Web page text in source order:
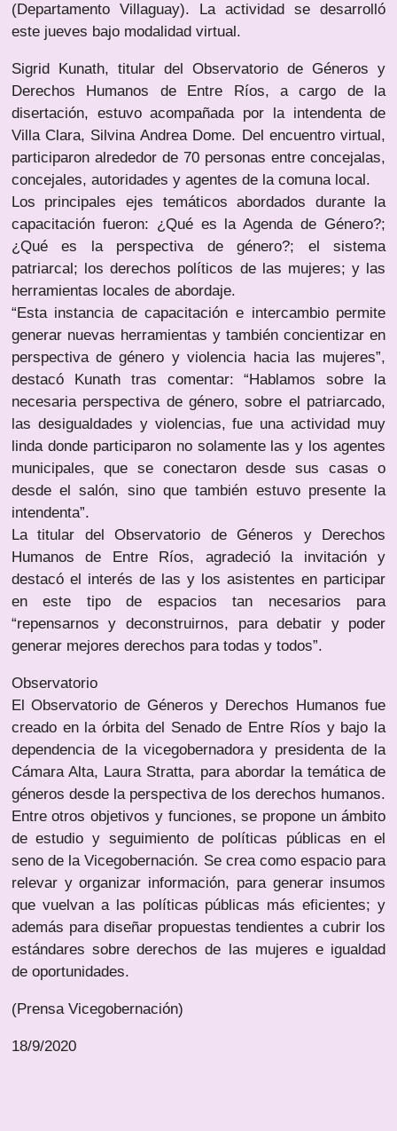
(Departamento Villaguay). La actividad se desarrolló
este jueves bajo modalidad virtual.
Sigrid Kunath, titular del Observatorio de Géneros y
Derechos Humanos de Entre Ríos, a cargo de la
disertación, estuvo acompañada por la intendenta de
Villa Clara, Silvina Andrea Dome. Del encuentro virtual,
participaron alrededor de 70 personas entre concejalas,
concejales, autoridades y agentes de la comuna local.
Los principales ejes temáticos abordados durante la
capacitación fueron: ¿Qué es la Agenda de Género?;
¿Qué es la perspectiva de género?; el sistema
patriarcal; los derechos políticos de las mujeres; y las
herramientas locales de abordaje.
“Esta instancia de capacitación e intercambio permite
generar nuevas herramientas y también concientizar en
perspectiva de género y violencia hacia las mujeres”,
destacó Kunath tras comentar: “Hablamos sobre la
necesaria perspectiva de género, sobre el patriarcado,
las desigualdades y violencias, fue una actividad muy
linda donde participaron no solamente las y los agentes
municipales, que se conectaron desde sus casas o
desde el salón, sino que también estuvo presente la
intendenta”.
La titular del Observatorio de Géneros y Derechos
Humanos de Entre Ríos, agradeció la invitación y
destacó el interés de las y los asistentes en participar
en este tipo de espacios tan necesarios para
“repensarnos y deconstruirnos, para debatir y poder
generar mejores derechos para todas y todos”.
Observatorio
El Observatorio de Géneros y Derechos Humanos fue
creado en la órbita del Senado de Entre Ríos y bajo la
dependencia de la vicegobernadora y presidenta de la
Cámara Alta, Laura Stratta, para abordar la temática de
géneros desde la perspectiva de los derechos humanos.
Entre otros objetivos y funciones, se propone un ámbito
de estudio y seguimiento de políticas públicas en el
seno de la Vicegobernación. Se crea como espacio para
relevar y organizar información, para generar insumos
que vuelvan a las políticas públicas más eficientes; y
además para diseñar propuestas tendientes a cubrir los
estándares sobre derechos de las mujeres e igualdad
de oportunidades.
(Prensa Vicegobernación)
18/9/2020